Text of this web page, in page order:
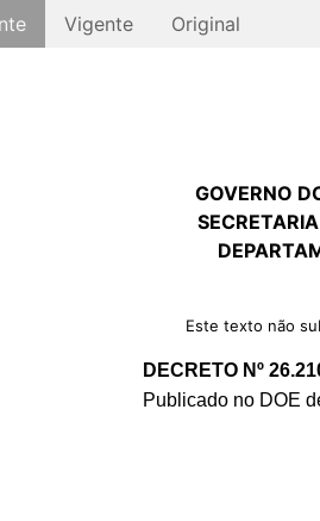
Vigente Original
GOVERNO
Este texto não
DECRETO Nº
Publicado no DOE